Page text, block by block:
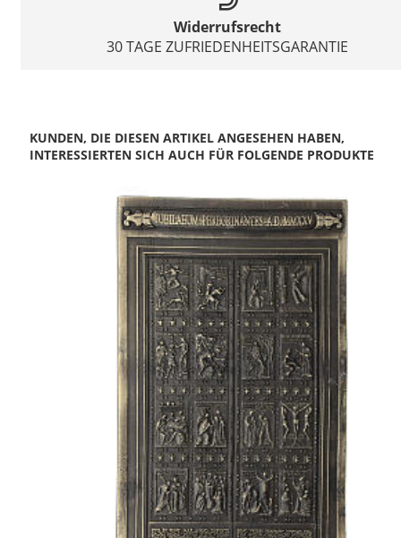
Widerrufsrecht
30 TAGE ZUFRIEDENHEITSGARANTIE
KUNDEN, DIE DIESEN ARTIKEL ANGESEHEN HABEN,
INTERESSIERTEN SICH AUCH FÜR FOLGENDE PRODUKTE